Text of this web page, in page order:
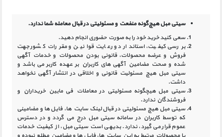
سیتی مبل هیچ‌گونه منفعت و مسئولیتی درقبال معامله شما ندارد.
سعی کنید خرید خود را به صورت حضوری انجام دهید.
بررسی کیفیت، استاندارد و رعایت قوانین و مقررات کشور جهت
فروش و عرضه محصولات، قانونی بودن محصولات و خدمات آگهی
شده و صحت مضامین آگهی‏ های کاربران بر عهده کاربر می باشد و
سیتی مبل هیچ مسئولیت قانونی و اخلاقی در انتشار آگهی نخواهد
داشت.
سیتی مبل هیچگونه مسئولیتی در معاملات فی مابین خریداران و
فروشندگان ندارد.
سیتی مبل هیچ مسئولیتی در قبال لینک‏ سایت ‏ها، فایل ‏ها و مضامینی
که توسط کاربران در سامانه‏ سیتی مبل درج می گردد و در دسترس
عموم قرار می گیرد، ندارد. بدیهی است سیتی مبل، از کیفیت خدمات